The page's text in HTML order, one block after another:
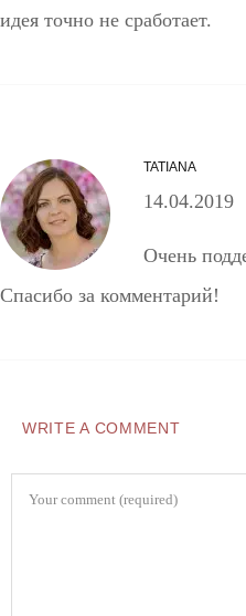
идея точно не сработает.
TATIANA
14.04.2019
Очень
Спасибо за комментарий!
WRITE A COMMENT